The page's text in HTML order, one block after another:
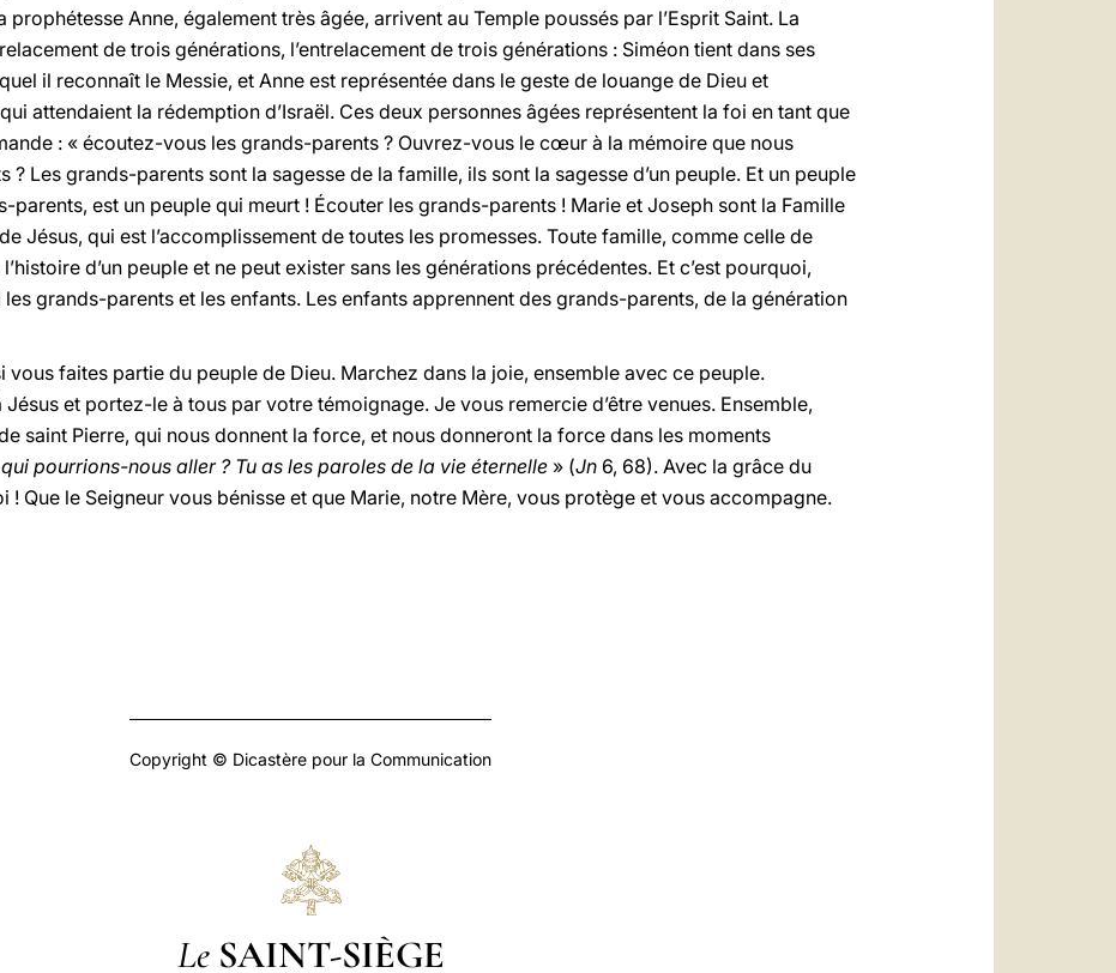
prophétesse Anne, également très âgée, arrivent au Temple poussés par l’Esprit Saint. La
de trois générations, l’entrelacement de trois générations : Siméon tient dans ses
il reconnaît le Messie, et Anne est représentée dans le geste de louange de Dieu et
attendaient la rédemption d’Israël. Ces deux personnes âgées représentent la foi en tant que
: « écoutez-vous les grands-parents ? Ouvrez-vous le cœur à la mémoire que nous
? Les grands-parents sont la sagesse de la famille, ils sont la sagesse d’un peuple. Et un peuple
parents, est un peuple qui meurt ! Écouter les grands-parents ! Marie et Joseph sont la Famille
Jésus, qui est l’accomplissement de toutes les promesses. Toute famille, comme celle de
d’un peuple et ne peut exister sans les générations précédentes. Et c’est pourquoi,
les grands-parents et les enfants. Les enfants apprennent des grands-parents, de la génération
vous faites partie du peuple de Dieu. Marchez dans la joie, ensemble avec ce peuple.
et portez-le à tous par votre témoignage. Je vous remercie d’être venues. Ensemble,
saint Pierre, qui nous donnent la force, et nous donneront la force dans les moments
pourrions-nous aller ? Tu as les paroles de la vie éternelle » (Jn 6, 68). Avec la grâce du
! Que le Seigneur vous bénisse et que Marie, notre Mère, vous protège et vous accompagne.
Copyright © Dicastère pour la Communication
Le SAINT-SIÈGE